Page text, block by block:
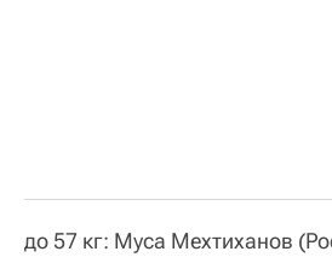
до 57 кг: Муса Мехтиханов